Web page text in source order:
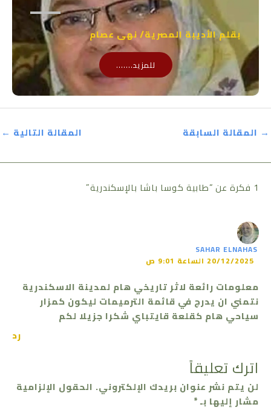
بقلم الأديبة المصرية/ نهى عصام
للمزيد.......
→ المقالة السابقة المقالة التالية ←
1 فكرة عن “طابية كوسا باشا بالإسكندرية”
SAHAR ELNAHAS
20/12/2025 الساعة 9:01 ص
معلومات رائعة لاثر تاريخي هام لمدينة الاسكندرية
نتمني ان يدرج في قائمة الترميمات ليكون كمزار
سياحي هام كقلعة قايتباي شكرا جزيلا لكم
رد
اترك تعليقاً
لن يتم نشر عنوان بريدك الإلكتروني. الحقول الإلزامية
مشار إليها بـ*